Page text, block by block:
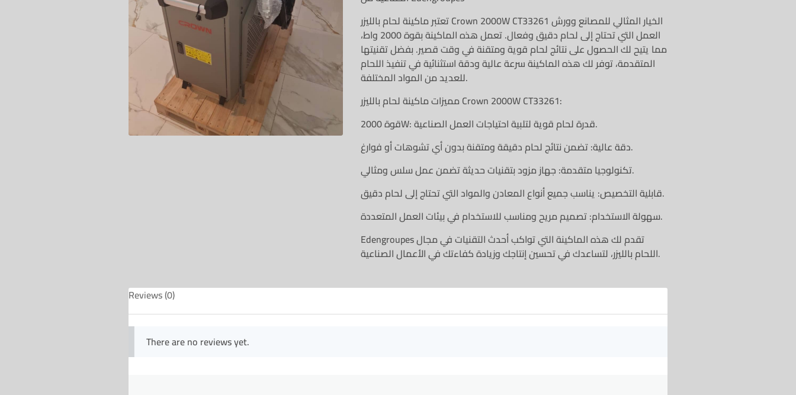
تعتبر ماكينة لحام بالليزر Crown 2000W CT33261 الخيار المثالي للمصانع وورش
العمل التي تحتاج إلى لحام دقيق وفعال. تعمل هذه الماكينة بقوة 2000 واط،
مما يتيح لك الحصول على نتائج لحام قوية ومتقنة في وقت قصير. بفضل تقنيتها
المتقدمة، توفر لك هذه الماكينة سرعة عالية ودقة استثنائية في تنفيذ اللحام
للعديد من المواد المختلفة.
مميزات ماكينة لحام بالليزر Crown 2000W CT33261:
قوة 2000W: قدرة لحام قوية لتلبية احتياجات العمل الصناعية.
دقة عالية: تضمن نتائج لحام دقيقة ومتقنة بدون أي تشوهات أو فوارغ.
تكنولوجيا متقدمة: جهاز مزود بتقنيات حديثة تضمن عمل سلس ومثالي.
قابلية التخصيص: يناسب جميع أنواع المعادن والمواد التي تحتاج إلى لحام دقيق.
سهولة الاستخدام: تصميم مريح ومناسب للاستخدام في بيئات العمل المتعددة.
Edengroupes تقدم لك هذه الماكينة التي تواكب أحدث التقنيات في مجال
اللحام بالليزر، لتساعدك في تحسين إنتاجك وزيادة كفاءتك في الأعمال الصناعية.
Reviews (0)
There are no reviews yet.